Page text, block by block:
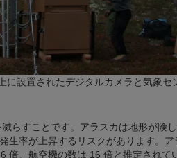
に設置されたデジタルカメラと気象セ
らすことです。アラスカは地形が険
生率が上昇するリスクがあります。
倍、航空機の数は 16 倍と推定されて